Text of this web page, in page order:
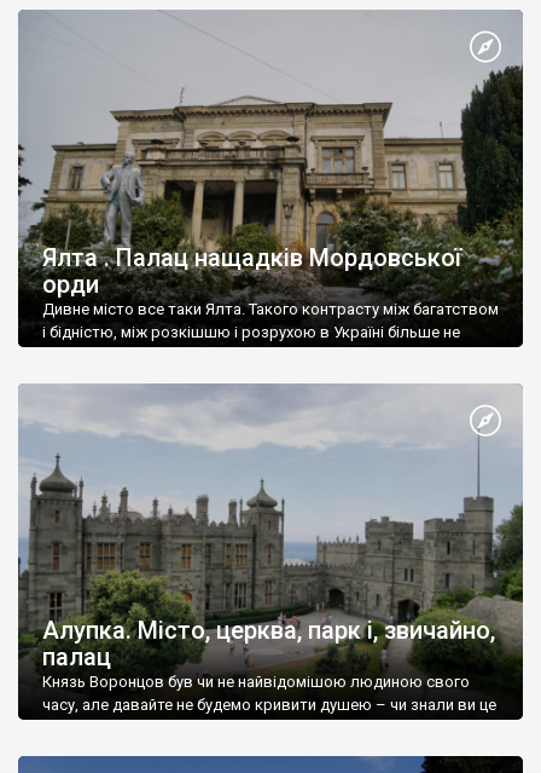
Ялта . Палац нащадків Мордовської
орди
Дивне місто все таки Ялта. Такого контрасту між багатством
і бідністю, між розкішшю і розрухою в Україні більше не
Алупка. Місто, церква, парк і, звичайно,
палац
Князь Воронцов був чи не найвідомішою людиною свого
часу, але давайте не будемо кривити душею – чи знали ви це